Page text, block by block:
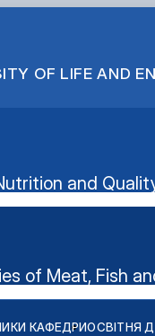
OF LIFE AND
and
of Meat, Fish
КАФЕДРИОСВІТНЯ